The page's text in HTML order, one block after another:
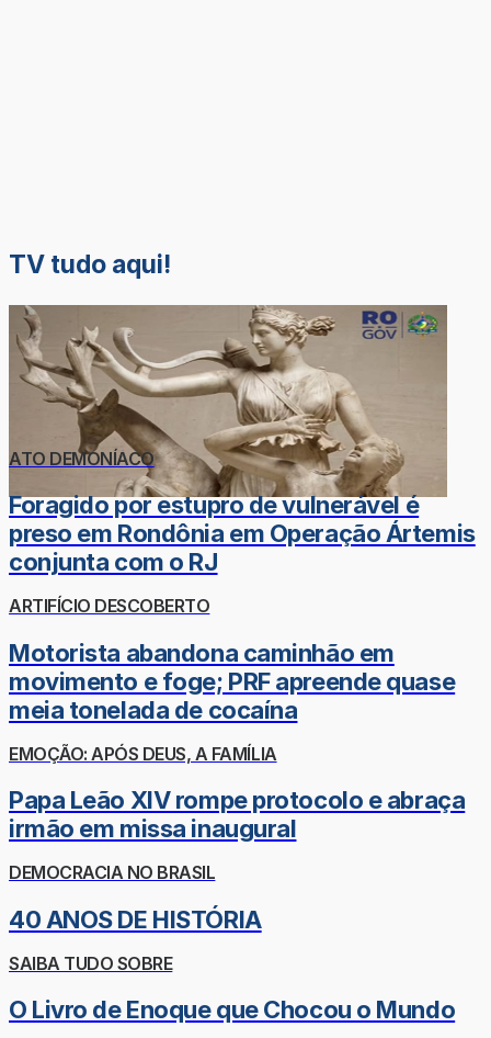
TV tudo aqui!
ATO DEMONÍACO
Foragido por estupro de vulnerável é
preso em Rondônia em Operação Ártemis
conjunta com o RJ
ARTIFÍCIO DESCOBERTO
Motorista abandona caminhão em
movimento e foge; PRF apreende quase
meia tonelada de cocaína
EMOÇÃO: APÓS DEUS, A FAMÍLIA
Papa Leão XIV rompe protocolo e abraça
irmão em missa inaugural
DEMOCRACIA NO BRASIL
40 ANOS DE HISTÓRIA
SAIBA TUDO SOBRE
O Livro de Enoque que Chocou o Mundo